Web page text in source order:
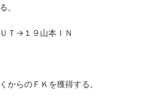
。
Ｔ→１９山本ＩＮ
からのＦＫを獲得する。